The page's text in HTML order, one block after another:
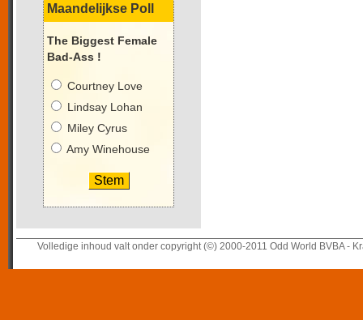
Maandelijkse Poll
The Biggest Female
Bad-Ass !
Courtney Love
Lindsay Lohan
Miley Cyrus
Amy Winehouse
Volledige inhoud valt onder copyright (©) 2000-2011 Odd World BVBA -